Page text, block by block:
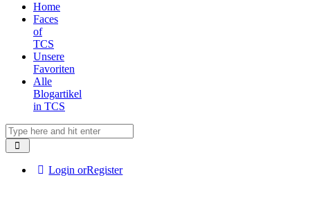
Home
Faces
of
TCS
Unsere
Favoriten
Alle
Blogartikel
in TCS
Login orRegister